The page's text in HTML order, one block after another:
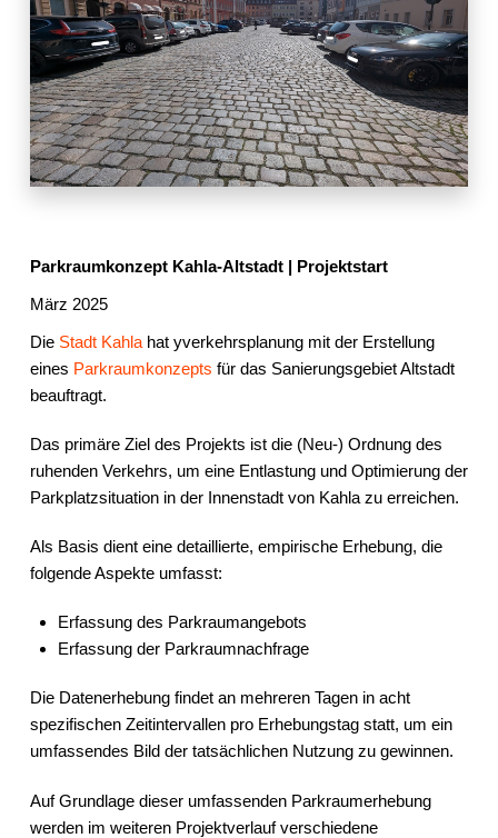
Parkraumkonzept Kahla-Altstadt | Projektstart
März 2025
DieStadt Kahlahat yverkehrsplanung mit der Erstellung
eines Parkraumkonzepts für das Sanierungsgebiet Altstadt
beauftragt.
Das primäre Ziel des Projekts ist die (Neu-) Ordnung des
ruhenden Verkehrs, um eine Entlastung und Optimierung der
Parkplatzsituation in der Innenstadt von Kahla zu erreichen.
Als Basis dient eine detaillierte, empirische Erhebung, die
folgende Aspekte umfasst:
Erfassung des Parkraumangebots
Erfassung der Parkraumnachfrage
Die Datenerhebung findet an mehreren Tagen in acht
spezifischen Zeitintervallen pro Erhebungstag statt, um ein
umfassendes Bild der tatsächlichen Nutzung zu gewinnen.
Auf Grundlage dieser umfassenden Parkraumerhebung
werden im weiteren Projektverlauf verschiedene